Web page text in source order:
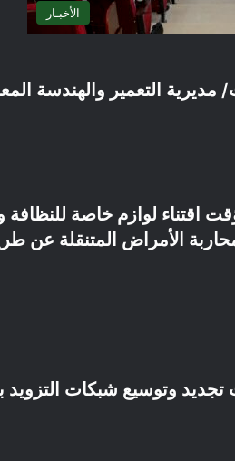
الأخبـار
التعمير والهندسة
اقتناء لوازم خاصة
الأمراض المتنقلة عن
وتوسيع شبكات التزويد